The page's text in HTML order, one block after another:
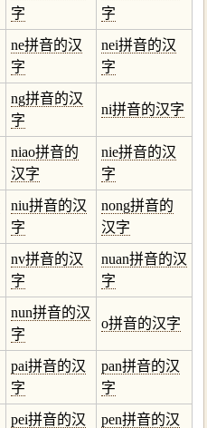
字
字
ne拼音的汉
字
nei拼音的汉
字
ng拼音的汉
字
ni拼音的汉字
niao拼音的
汉字
nie拼音的汉
字
niu拼音的汉
字
nong拼音的
汉字
nv拼音的汉
字
nuan拼音的汉
字
nun拼音的汉
字
o拼音的汉字
pai拼音的汉
字
pan拼音的汉
字
pei拼音的汉
pen拼音的汉